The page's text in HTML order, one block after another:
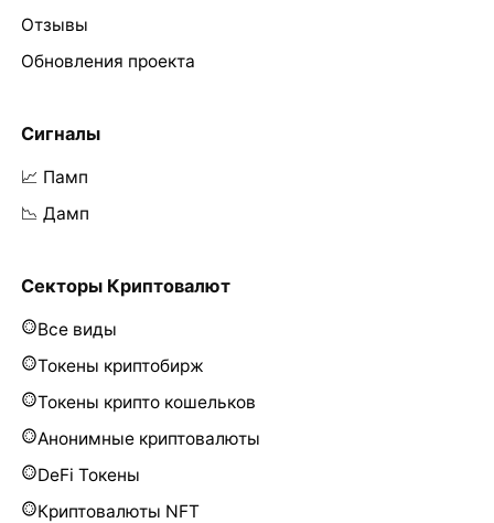
Отзывы
Обновления проекта
Сигналы
📈 Памп
📉 Дамп
Секторы Криптовалют
Все виды
Токены криптобирж
Токены крипто кошельков
Анонимные криптовалюты
DeFi Токены
Криптовалюты NFT